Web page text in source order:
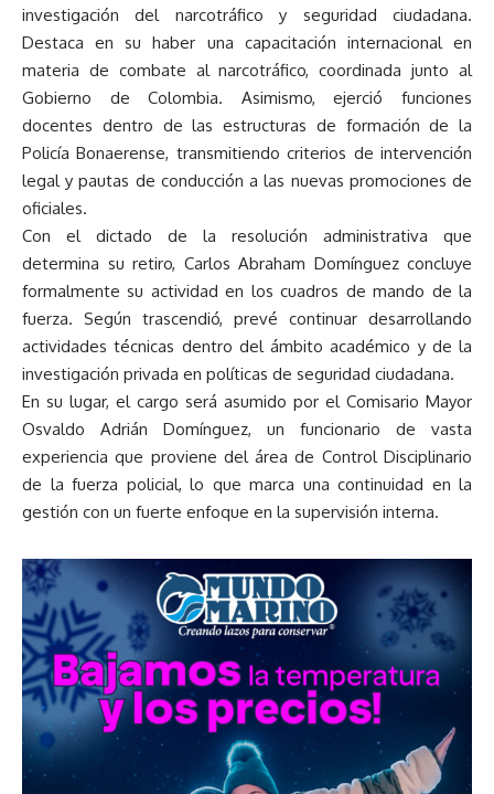
investigación del narcotráfico y seguridad ciudadana.
Destaca en su haber una capacitación internacional en
materia de combate al narcotráfico, coordinada junto al
Gobierno de Colombia. Asimismo, ejerció funciones
docentes dentro de las estructuras de formación de la
Policía Bonaerense, transmitiendo criterios de intervención
legal y pautas de conducción a las nuevas promociones de
oficiales.
Con el dictado de la resolución administrativa que
determina su retiro, Carlos Abraham Domínguez concluye
formalmente su actividad en los cuadros de mando de la
fuerza. Según trascendió, prevé continuar desarrollando
actividades técnicas dentro del ámbito académico y de la
investigación privada en políticas de seguridad ciudadana.
En su lugar, el cargo será asumido por el Comisario Mayor
Osvaldo Adrián Domínguez, un funcionario de vasta
experiencia que proviene del área de Control Disciplinario
de la fuerza policial, lo que marca una continuidad en la
gestión con un fuerte enfoque en la supervisión interna.